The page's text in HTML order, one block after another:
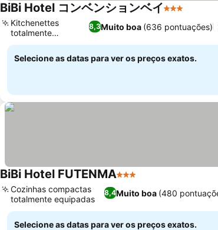
BiBi Hotel コンベンションベイ3 Estrelas
8,3Muito boa (636 pontuações)
Kitchenettes
totalmente
equipadas
Selecione as datas para ver os preços exatos.
BiBi Hotel FUTENMA3 Estrelas
8,4Muito boa (480
Cozinhas compactas
totalmente equipadas
Selecione as datas para ver os preços exatos.